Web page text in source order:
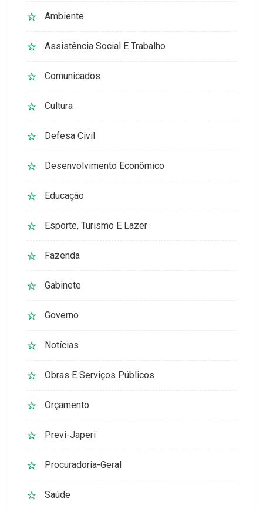
Ambiente
Assistência Social E Trabalho
Comunicados
Cultura
Defesa Civil
Desenvolvimento Econômico
Educação
Esporte, Turismo E Lazer
Fazenda
Gabinete
Governo
Notícias
Obras E Serviços Públicos
Orçamento
Previ-Japeri
Procuradoria-Geral
Saúde